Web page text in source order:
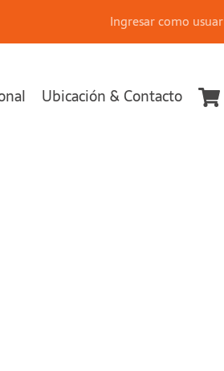
Ingresar como
Ubicación & Contacto